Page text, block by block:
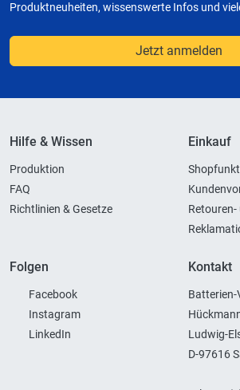
Produktneuheiten, wissenswerte Infos und
Jetzt anmelden
Hilfe & Wissen
Produktion
FAQ
Richtlinien & Gesetze
Einkauf
Retouren-
Folgen
Facebook
Instagram
LinkedIn
Kontakt
Batterien-
Ludwig-
D-97616